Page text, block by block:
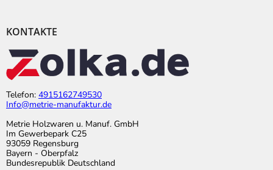
KONTAKTE
Telefon: 4915162749530
Info@metrie-manufaktur.de
Metrie Holzwaren u. Manuf. GmbH
Im Gewerbepark C25
93059 Regensburg
Bayern - Oberpfalz
Bundesrepublik Deutschland